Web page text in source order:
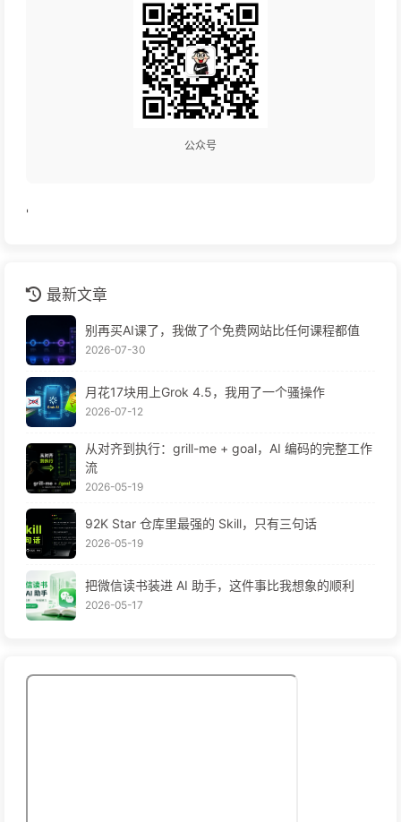
公众号
'
最新文章
别再买AI课了，我做了个免费网站比任何课程都值
2026-07-30
月花17块用上Grok 4.5，我用了一个骚操作
2026-07-12
从对齐到执行：grill-me + goal，AI 编码的完整工作
流
2026-05-19
92K Star 仓库里最强的 Skill，只有三句话
2026-05-19
把微信读书装进 AI 助手，这件事比我想象的顺利
2026-05-17